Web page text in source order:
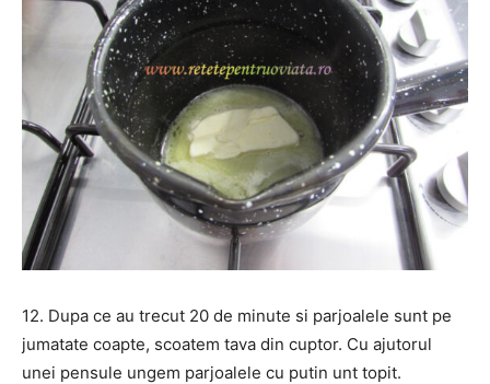
12. Dupa ce au trecut 20 de minute si parjoalele sunt pe
jumatate coapte, scoatem tava din cuptor. Cu ajutorul
unei pensule ungem parjoalele cu putin unt topit.